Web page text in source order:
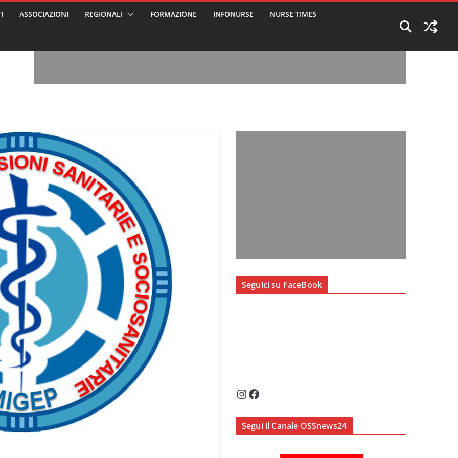
pubblico
sanitari
tutto quello
su
Chi ci perde?
per gli oss?”
ASSOCIAZIONI REGIONALI FORMAZIONE INFONURSE NURSE TIMES
Seguici su FaceBook
InstagramFacebook
Segui il Canale OSSnews24